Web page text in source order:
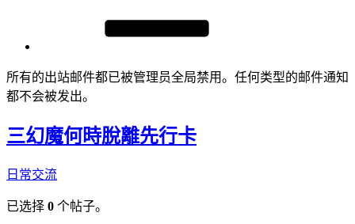
所有的出站邮件都已被管理员全局禁用。任何类型的邮件通知
都不会被发出。
三幻魔何時脫離先行卡
日常交流
已选择 0 个帖子。